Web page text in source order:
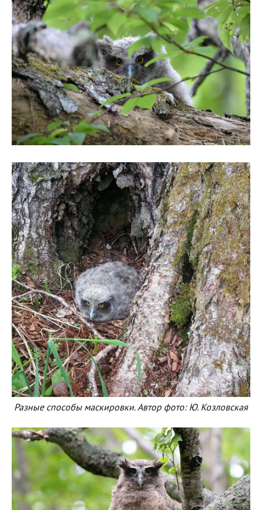
Разные способы маскировки. Автор фото: Ю. Козловская